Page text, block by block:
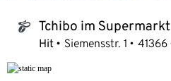
tchibo_logo Tchibo im Supermarkt
Hit Siemensstr. 1 41366